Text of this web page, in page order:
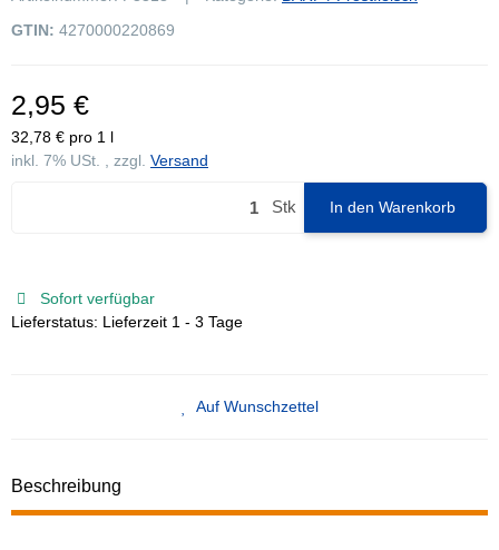
GTIN: 4270000220869
2,95 €
32,78 € pro 1 l
inkl. 7% USt. , zzgl. Versand
Stk In den Warenkorb
Sofort verfügbar
Lieferstatus: Lieferzeit 1 - 3 Tage
Auf Wunschzettel
Beschreibung